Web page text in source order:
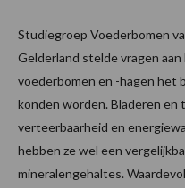
Studiegroep Voederbomen
Gelderland stelde vragen
voederbomen en -hagen het
konden worden. Bladeren en
verteerbaarheid en
hebben ze wel een
mineralengehaltes.